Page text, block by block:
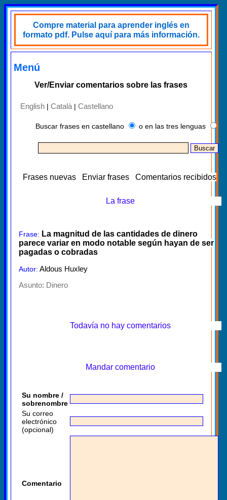
Compre material para aprender inglés en
formato pdf. Pulse aquí para más información.
Menú
Ver/Enviar comentarios sobre las frases
English | Català | Castellano
Buscar frases en castellano o en las tres lenguas
Frases nuevas Enviar frases Comentarios recibidos
La frase
Frase: La magnitud de las cantidades de dinero
parece variar en modo notable según hayan de ser
pagadas o cobradas
Autor: Aldous Huxley
Asunto: Dinero
Todavía no hay comentarios
Mandar comentario
Su nombre /
sobrenombre
Su correo
electrónico
(opcional)
Comentario